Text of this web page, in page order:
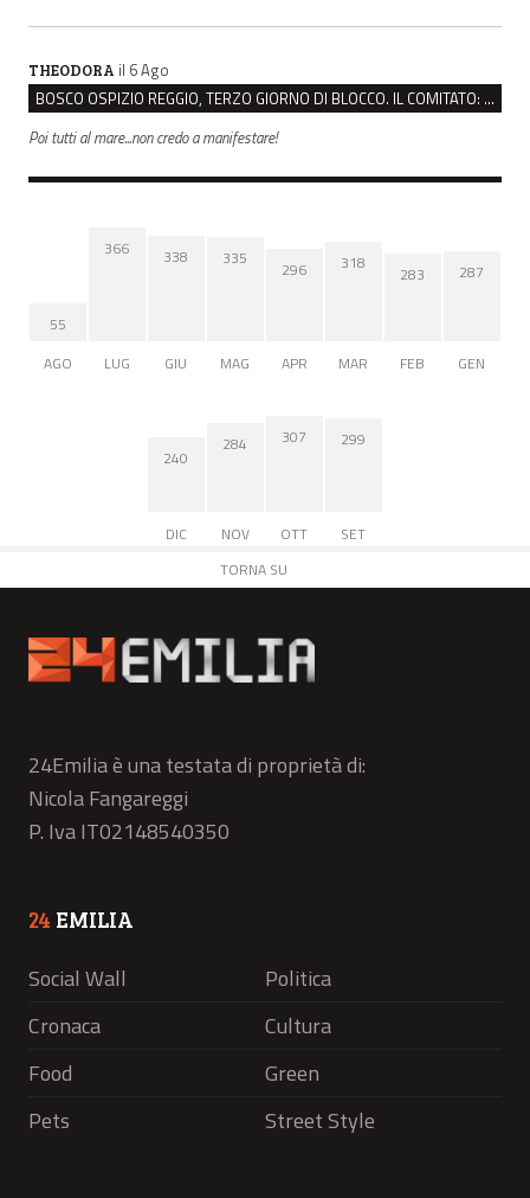
THEODORA il 6 Ago
BOSCO OSPIZIO REGGIO, TERZO GIORNO DI BLOCCO. IL COMITATO: “PRESIDIO FINO A VENERDÌ”
Poi tutti al mare...non credo a manifestare!
55
AGO
366
LUG
338
GIU
335
MAG
296
APR
318
MAR
283
FEB
287
GEN
240
DIC
284
NOV
307
OTT
299
SET
TORNA SU
24Emilia è una testata di proprietà di:
Nicola Fangareggi
P. Iva IT02148540350
24 EMILIA
Social Wall
Politica
Cronaca
Cultura
Food
Green
Pets
Street Style